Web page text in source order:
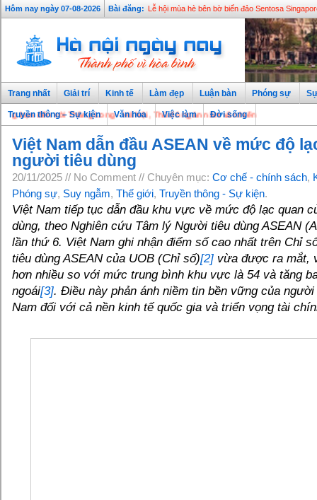
Hôm nay ngày 07-08-2026 Bài đăng: Lễ hội mùa hè bên bờ biển đảo Sentosa
với Thăng Long - Hà Nội, Thủ đô ngàn năm văn hiến
Trang nhất Giải trí Kinh tế Làm đẹp Luận bàn Phóng sự
Truyền thông – Sự kiện Văn hóa Việc làm Đời sống
Việt Nam dẫn đầu ASEAN về mức độ
người tiêu dùng
20/11/2025 // No Comment // Chuyên mục: Cơ chế - chính sách,
Phóng sự, Suy ngẫm, Thế giới, Truyền thông - Sự kiện.
Việt Nam tiếp tục dẫn đầu khu vực về mức độ lạc quan
dùng, theo Nghiên cứu Tâm lý Người tiêu dùng ASEAN
lần thứ 6. Việt Nam ghi nhận điểm số cao nhất trên Chỉ
tiêu dùng ASEAN của UOB (Chỉ số)[2] vừa được ra mắt,
hơn nhiều so với mức trung bình khu vực là 54 và tăng
ngoái[3]. Điều này phản ánh niềm tin bền vững của người
Nam đối với cả nền kinh tế quốc gia và triển vọng tài